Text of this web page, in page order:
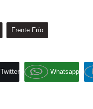
Frente Frío
Twitter Whatsapp